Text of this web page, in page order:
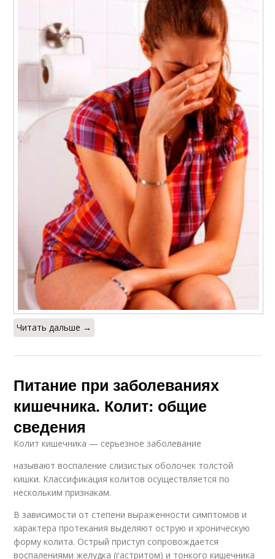
Читать дальше →
Питание при заболеваниях
кишечника. Колит: общие
сведения
Колит кишечника — серьезное заболевание
называют воспаление слизистых оболочек толстой
кишки. Классификация колитов осуществляется по
нескольким признакам.
В зависимости от степени выраженности симптомов и
характера протекания выделяют острую и хроническую
форму колита. Острый приступ сопровождается
воспалениями желудка (гастритом) и тонкого кишечника